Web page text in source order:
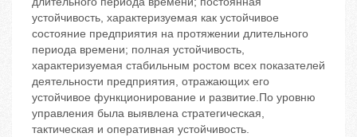
устойчивость, характеризуемая как устойчивое
состояние предприятия на протяжении длительного
периода времени; полная устойчивость,
характеризуемая стабильным ростом всех показателей
деятельности предприятия, отражающих его
устойчивое функционирование и развитие.По уровню
управления была выявлена стратегическая,
тактическая и оперативная устойчивость.